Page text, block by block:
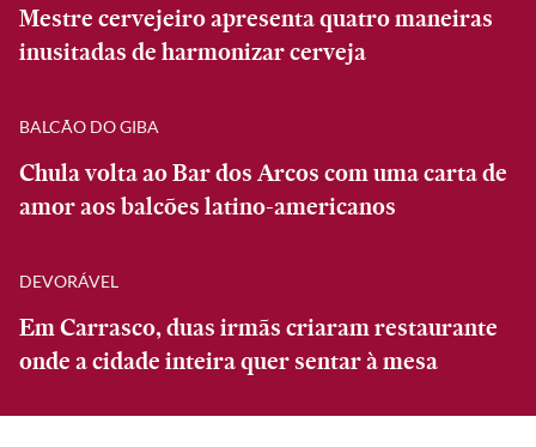
Mestre cervejeiro apresenta quatro maneiras
inusitadas de harmonizar cerveja
BALCÃO DO GIBA
Chula volta ao Bar dos Arcos com uma carta de
amor aos balcões latino-americanos
DEVORÁVEL
Em Carrasco, duas irmãs criaram restaurante
onde a cidade inteira quer sentar à mesa